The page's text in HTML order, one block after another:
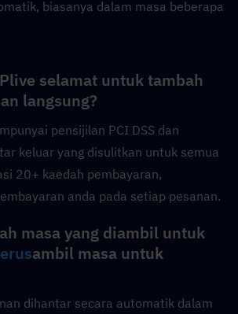
biasanya dalam masa beberapa
selamat untuk tambah
langsung?
pensijilan PCI DSS dan
keluar yang disulitkan untuk semua
20+ kaedah pembayaran,
anda pada setiap pesanan.
ambil masa untuk
dihantar secara automatik dalam